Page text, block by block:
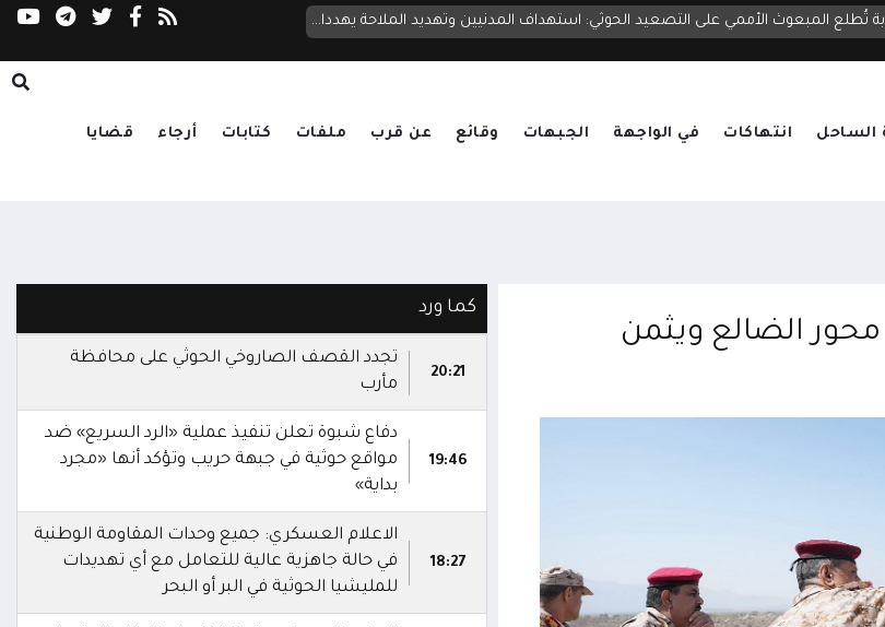
الزوبة تُطلع المبعوث الأممي على التصعيد الحوثي: استهداف المدنيين وتهديد الملاحة يهددان أمن اليمن والجوار
حقوق الإنسان: قصف الحوثيين أحياء مأرب ومخيمات النازحين جريمة حرب وزيرة الشؤون القانونية: إنهاء انقلاب
الساحل انتهاكات في الواجهة الجبهات وقائع عن قرب ملفات كتابات أرجاء قضايا
محور الضالع ويثمن
كما ورد
20:21
تجدد القصف الصاروخي الحوثي على محافظة
مأرب
19:46
دفاع شبوة تعلن تنفيذ عملية «الرد السريع» ضد
مواقع حوثية في جبهة حريب وتؤكد أنها «مجرد
بداية»
18:27
الاعلام العسكري: جميع وحدات المقاومة الوطنية
في حالة جاهزية عالية للتعامل مع أي تهديدات
للمليشيا الحوثية في البر أو البحر